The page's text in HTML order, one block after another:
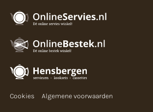
Cookies Algemene voorwaarden